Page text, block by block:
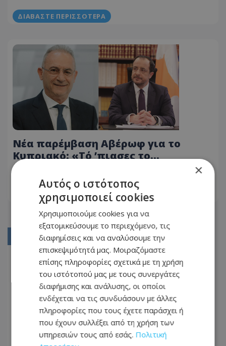
ΔΙΑΒΆΣΤΕ ΠΕΡΙΣΣΌΤΕΡΑ
Νέα παρέμβαση Αβέρωφ για το
Κυπριακό: «Τό ’πιασες το
υπονοούμενο πρόεδρε, αλλά κάνεις
ότι δεν καταλαβαίνεις»
ΔΙΑΒΆΣΤΕ ΠΕΡΙΣΣΌΤΕΡΑ
01
02
03
04
...
×
Αυτός ο ιστότοπος
χρησιμοποιεί cookies
Χρησιμοποιούμε cookies για να
εξατομικεύσουμε το περιεχόμενο, τις
διαφημίσεις και να αναλύσουμε την
επισκεψιμότητά μας. Μοιραζόμαστε
επίσης πληροφορίες σχετικά με τη χρήση
του ιστότοπού μας με τους συνεργάτες
διαφήμισης και ανάλυσης, οι οποίοι
ενδέχεται να τις συνδυάσουν με άλλες
πληροφορίες που τους έχετε παράσχει ή
που έχουν συλλέξει από τη χρήση των
υπηρεσιών τους από εσάς. Πολιτική